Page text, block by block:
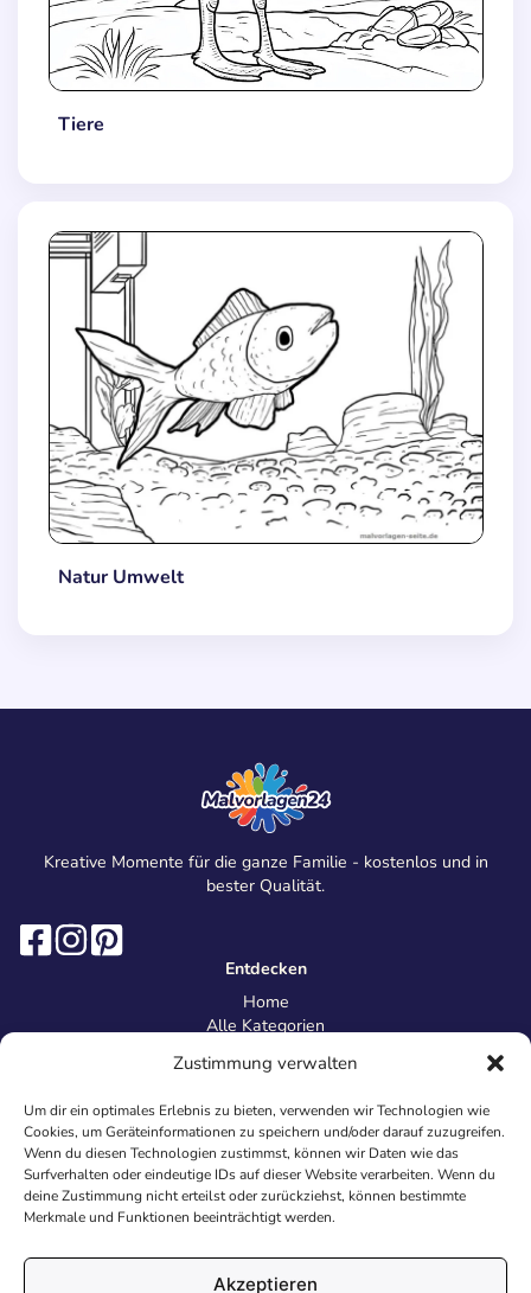
Zustimmung verwalten
Um dir ein optimales Erlebnis zu bieten, verwenden wir Technologien wie
Cookies, um Geräteinformationen zu speichern und/oder darauf zuzugreifen.
Wenn du diesen Technologien zustimmst, können wir Daten wie das
Surfverhalten oder eindeutige IDs auf dieser Website verarbeiten. Wenn du
deine Zustimmung nicht erteilst oder zurückziehst, können bestimmte
Merkmale und Funktionen beeinträchtigt werden.
Akzeptieren
Tiere
Natur Umwelt
Kreative Momente für die ganze Familie - kostenlos und in
bester Qualität.
Entdecken
Home
Alle Kategorien
Information
Über uns
Kontakt
Inhaltsrichtlinien
Recht & Datenschutz
Impressum
AGB
Cookies